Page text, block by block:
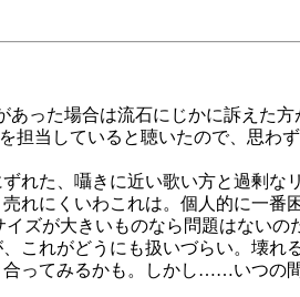
った場合は流石にじかに訴えた方
担当していると聴いたので、思わ
れた、囁きに近い歌い方と過剰な
れにくいわこれは。個人的に一番
ズが大きいものなら問題はないの
これがどうにも扱いづらい。壊れ
合ってみるかも。しかし……いつの